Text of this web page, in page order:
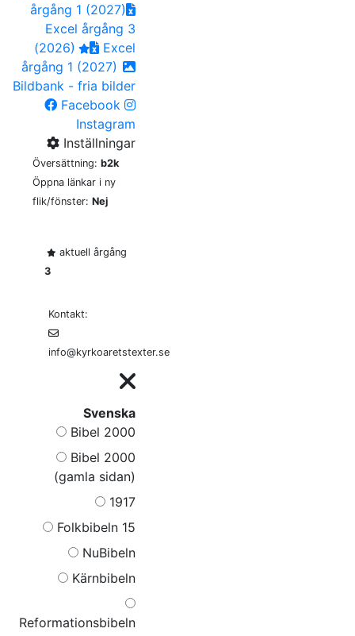
årgång 1 (2027)
Excel årgång 3
(2026)
Excel
årgång 1 (2027)
Bildbank - fria bilder
Facebook
Instagram
Inställningar
Översättning: b2k
Öppna länkar i ny
flik/fönster: Nej
aktuell årgång
3
Kontakt:
info@kyrkoaretstexter.se
Svenska
Bibel 2000
Bibel 2000
(gamla sidan)
1917
Folkbibeln 15
NuBibeln
Kärnbibeln
Reformationsbibeln